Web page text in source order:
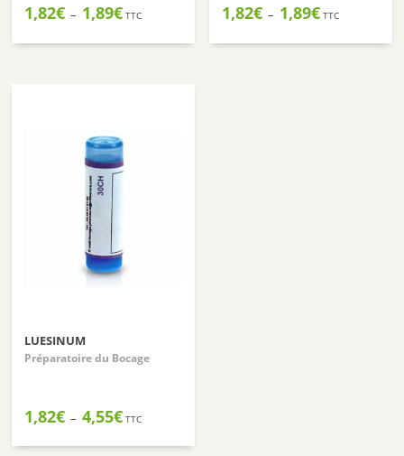
1,82€ – 1,89€Plage
prix :
TTC 1,82€ – 1,89€Plage
prix :
TTC
LUESINUM
Préparatoire du Bocage
1,82€ – 4,55€
prix :
TTC